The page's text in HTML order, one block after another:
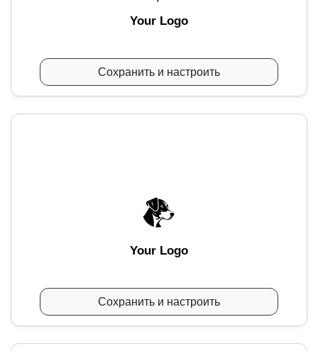
Your Logo
Сохранить и настроить
Your Logo
Сохранить и настроить